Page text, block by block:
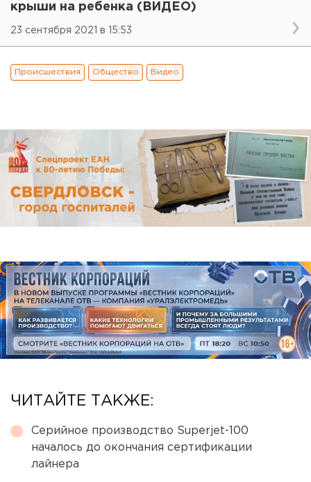
крыши на ребенка (ВИДЕО)
23 сентября 2021 в 15:53
Происшествия Общество Видео
ЧИТАЙТЕ ТАКЖЕ:
Серийное производство Superjet-100
началось до окончания сертификации
лайнера